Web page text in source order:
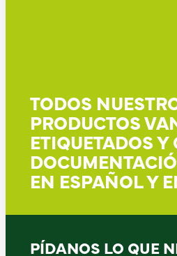
TODOS
PRODUCTOS
ETIQUETADOS Y
EN ESPAÑOL Y
PÍDANOS LO QUE